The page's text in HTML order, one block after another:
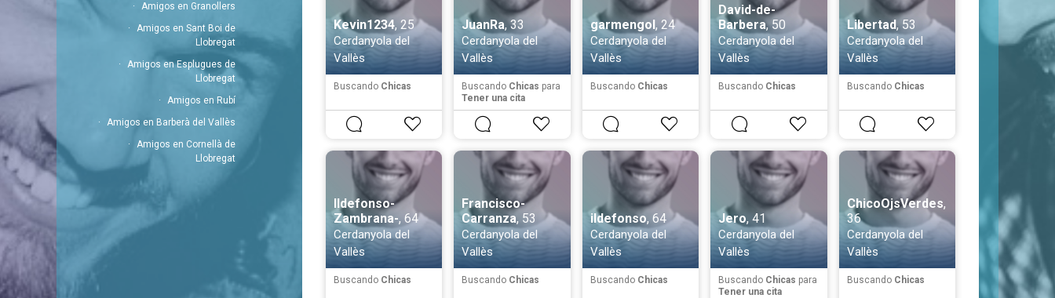
Amigos en Granollers
Amigos en Sant Boi de
Llobregat
Amigos en Esplugues de
Llobregat
Amigos en Rubí
Amigos en Barberà del Vallès
Amigos en Cornellà de
Llobregat
Kevin1234, 25
Cerdanyola del
Vallès
Buscando Chicas
JuanRa, 33
Cerdanyola del
Vallès
Buscando Chicas para
Tener una cita
garmengol, 24
Cerdanyola del
Vallès
Buscando Chicas
David-de-
Barbera, 50
Cerdanyola del
Vallès
Buscando Chicas
Libertad, 53
Cerdanyola del
Vallès
Buscando Chicas
Ildefonso-
Zambrana-, 64
Cerdanyola del
Vallès
Buscando Chicas
Francisco-
Carranza, 53
Cerdanyola del
Vallès
Buscando Chicas
ildefonso, 64
Cerdanyola del
Vallès
Buscando Chicas
Jero, 41
Cerdanyola del
Vallès
Buscando Chicas para
Tener una cita
ChicoOjsVerdes,
36
Cerdanyola del
Vallès
Buscando Chicas